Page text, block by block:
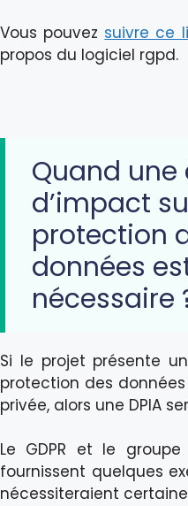
Vous pouvez suivre ce
propos du logiciel rgpd.
Quand
d’impact
protection
données
nécessaire
Si le projet présente
protection des
privée, alors une DPIA
Le GDPR et le
fournissent quelques
nécessiteraient